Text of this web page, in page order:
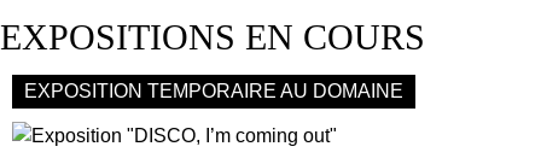
EXPOSITIONS EN COURS
EXPOSITION TEMPORAIRE AU DOMAINE